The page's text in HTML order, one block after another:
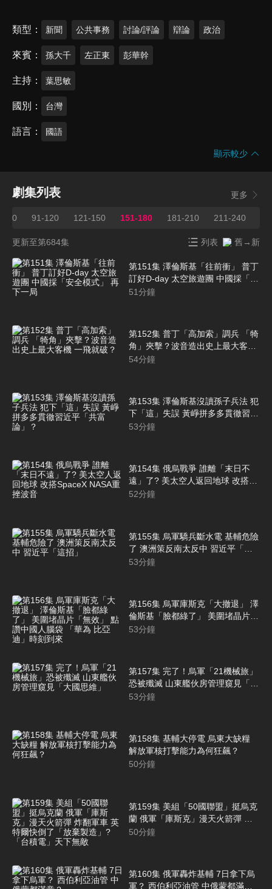
類型 新聞 公共事務 討論/評論 辯論 政治
來賓 孫大千 左正東 彭華幹
主持 葉思敏
國別 台灣
語言 國語
顯示較少
劇集列表 更多
90 91-120 121-150 151-180 181-210 211-240
更新至第684集 列表 舊→新
第151集 澤倫斯基「往前衝」 普丁
訂好D-day 太空旅遊團 中國採「安
全模式」 再下一局
51分鐘
第152集 普丁「高加索」調兵 「犄
角」夾擊？波音造出史上最大客機
一飛就破？
54分鐘
第153集 澤倫斯基沒讀孫子兵法 犯
下「這」失誤 黃崢拼多多貫徹習近
平「共富論」？
53分鐘
第154集 俄烏戰爭 誰離「末日不
遠」了? 美太空人返回地球 改搭
SpaceX NASA重挫波音
52分鐘
第155集 烏軍驕兵斷水電 基輔危險
了 澳洲策反南太反中 習近平「這
招」
53分鐘
第156集 烏軍庫斯克「大撤退」 澤
倫斯基「臉都綠了」 美圍堵晶片
「無效」 點讚中國人腦袋 「華為
53分鐘
第157集 完了！烏軍「21機械旅」
恐被殲滅 山東艦伙房管理窺見「大
國思維」
53分鐘
第158集 基輔大停電 烏東大缺糧
解放軍核打擊能力為何狂飆？
50分鐘
第159集 美組「50國聯盟」挺烏克
蘭 俄軍「庫斯克」漫天火箭彈 炸
翻軍車 英特爾快倒了「放棄製
50分鐘
第160集 俄軍轟炸基輔 7日拿下烏
軍？ 西伯利亞油管 中俄蒙都滿